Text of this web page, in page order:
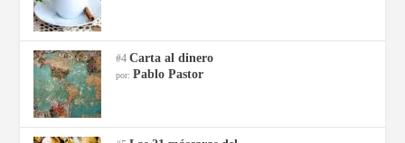
#4Carta al dinero
por:Pablo Pastor